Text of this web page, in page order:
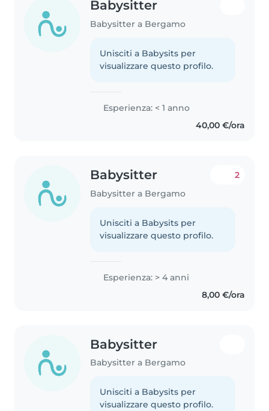
Babysitter
Babysitter a Bergamo
Unisciti a Babysits per
visualizzare questo profilo.
Esperienza: < 1 anno
40,00 €/ora
Babysitter
Babysitter a Bergamo
2
Unisciti a Babysits per
visualizzare questo profilo.
Esperienza: > 4 anni
8,00 €/ora
Babysitter
Babysitter a Bergamo
Unisciti a Babysits per
visualizzare questo profilo.